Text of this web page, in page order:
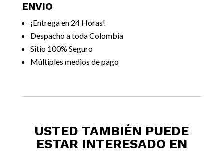
ENVIO
¡Entrega en 24 Horas!
Despacho a toda Colombia
Sitio 100% Seguro
Múltiples medios de pago
USTED TAMBIÉN PUEDE
ESTAR INTERESADO EN